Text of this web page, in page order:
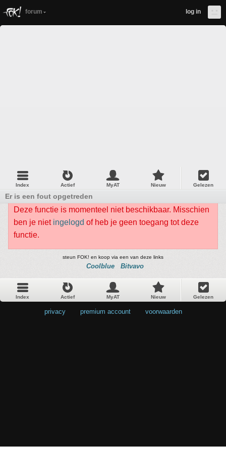
forum log in
Index Actief MyAT Nieuw Gelezen
Er is een fout opgetreden
Deze functie is momenteel niet beschikbaar. Misschien
ben je niet ingelogd of heb je geen toegang tot deze
functie.
steun FOK! en koop via een van deze links
Coolblue Bitvavo
Index Actief MyAT Nieuw Gelezen
privacy premium account voorwaarden